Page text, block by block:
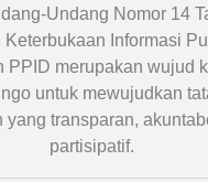
Undang Nomor 14
Keterbukaan Informasi
PPID merupakan wujud
untuk mewujudkan
yang transparan,
partisipatif.